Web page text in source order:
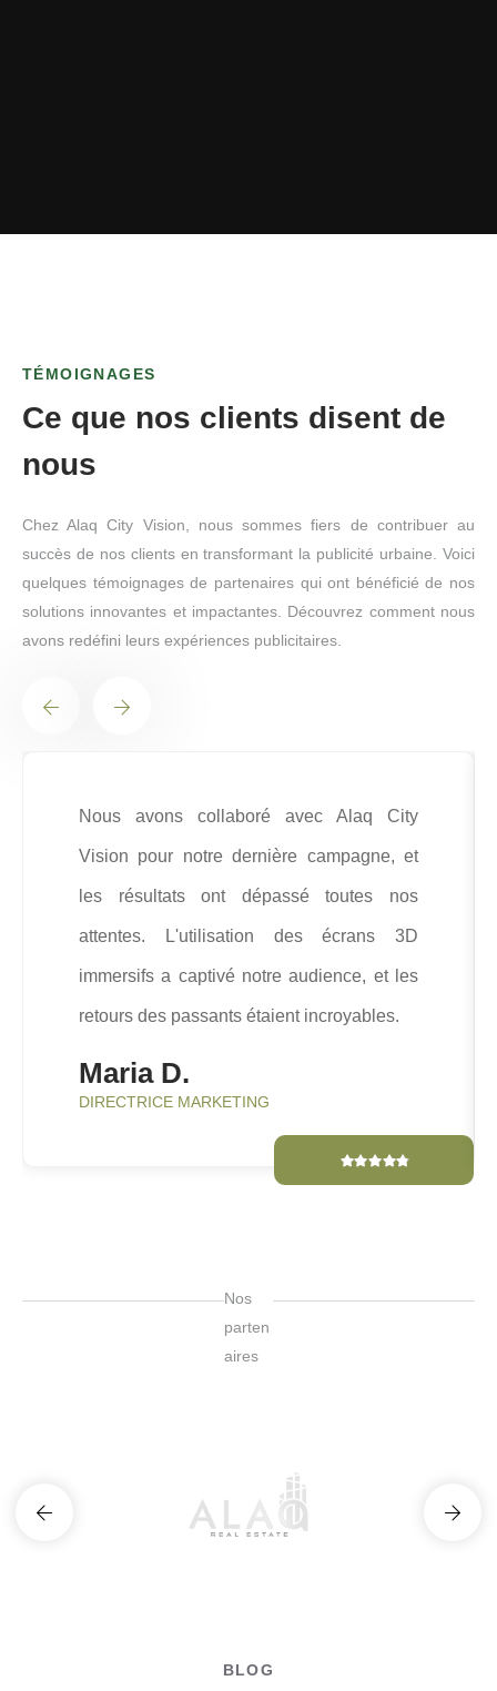
TÉMOIGNAGES
Ce que nos clients disent de
nous
Chez Alaq City Vision, nous sommes fiers de contribuer au
succès de nos clients en transformant la publicité urbaine. Voici
quelques témoignages de partenaires qui ont bénéficié de nos
solutions innovantes et impactantes. Découvrez comment nous
avons redéfini leurs expériences publicitaires.
Nous avons collaboré avec Alaq City
Vision pour notre dernière campagne, et
les résultats ont dépassé toutes nos
attentes. L'utilisation des écrans 3D
immersifs a captivé notre audience, et les
retours des passants étaient incroyables.
Maria D.
DIRECTRICE MARKETING
Nos
parten
aires
BLOG